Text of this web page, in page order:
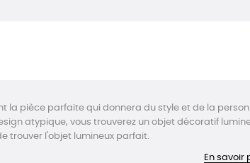
la pièce parfaite qui donnera du style et de la
atypique, vous trouverez un objet décoratif
trouver l'objet lumineux parfait.
En savoir